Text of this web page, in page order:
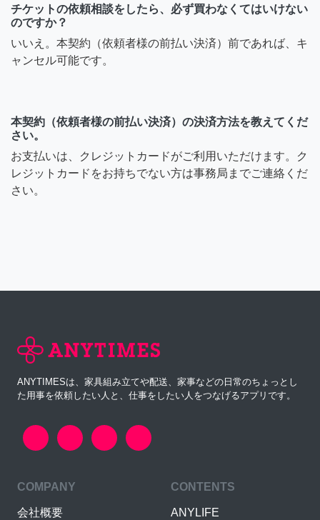
チケットの依頼相談をしたら、必ず買わなくてはいけない
のですか？
いいえ。本契約（依頼者様の前払い決済）前であれば、キ
ャンセル可能です。
本契約（依頼者様の前払い決済）の決済方法を教えてくだ
さい。
お支払いは、クレジットカードがご利用いただけます。ク
レジットカードをお持ちでない方は事務局までご連絡くだ
さい。
ANYTIMESは、家具組み立てや配送、家事などの日常のちょっとし
た用事を依頼したい人と、仕事をしたい人をつなげるアプリです。
COMPANY
会社概要
CONTENTS
ANYLIFE